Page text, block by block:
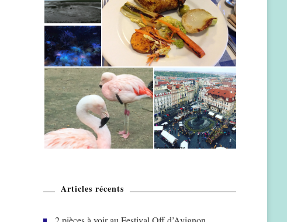
Articles récents